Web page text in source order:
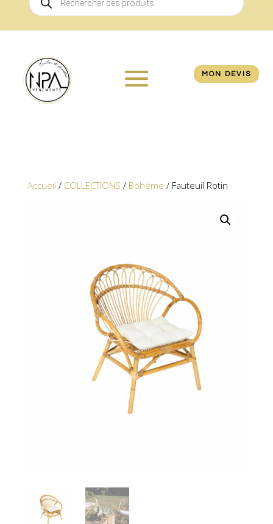
de
produits
MON DEVIS
Accueil / COLLECTIONS / Bohème / Fauteuil Rotin